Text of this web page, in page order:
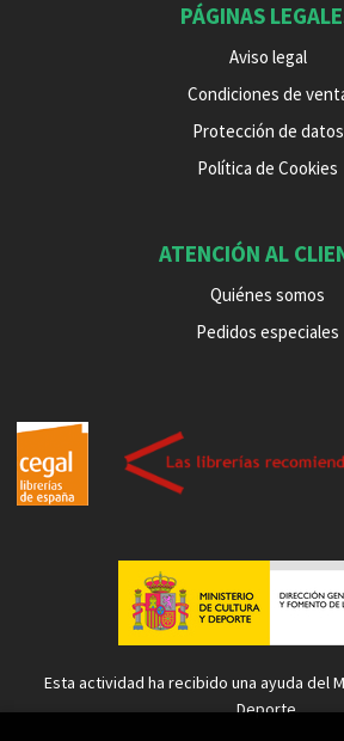
PÁGINAS
Aviso legal
Condiciones de
Protección de datos
Política de Cookies
ATENCIÓN AL
Quiénes somos
Pedidos especiales
Esta actividad ha recibido una ayuda del
Deporte.